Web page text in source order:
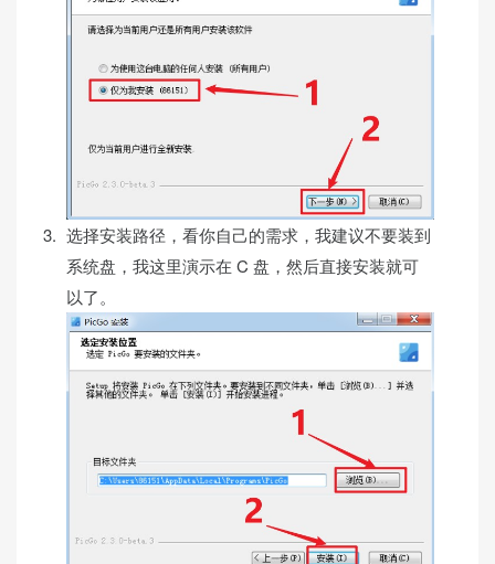
选择安装路径，看你自己的需求，我建议不要装到
系统盘，我这里演示在 C 盘，然后直接安装就可
以了。